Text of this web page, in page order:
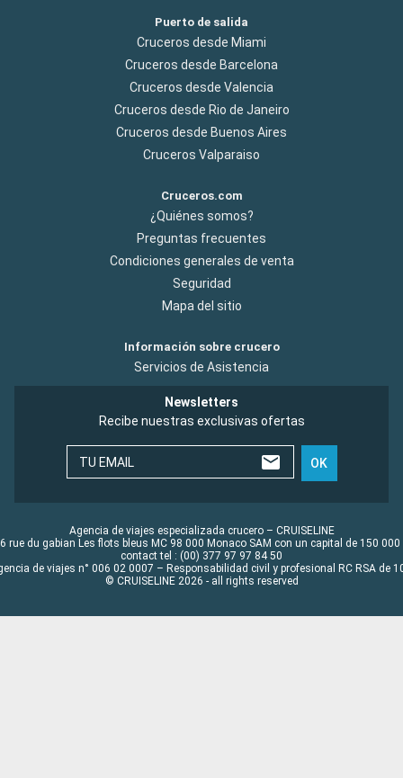
Puerto de salida
Cruceros desde Miami
Cruceros desde Barcelona
Cruceros desde Valencia
Cruceros desde Rio de Janeiro
Cruceros desde Buenos Aires
Cruceros Valparaiso
Cruceros.com
¿Quiénes somos?
Preguntas frecuentes
Condiciones generales de venta
Seguridad
Mapa del sitio
Información sobre crucero
Servicios de Asistencia
Newsletters
Recibe nuestras exclusivas ofertas
TU EMAIL OK
Agencia de viajes especializada crucero – CRUISELINE
rue du gabian Les flots bleus MC 98 000 Monaco SAM con un capital de 150 000
contact tel : (00) 377 97 97 84 50
de viajes n° 006 02 0007 – Responsabilidad civil y profesional RC RSA de
© CRUISELINE 2026 - all rights reserved